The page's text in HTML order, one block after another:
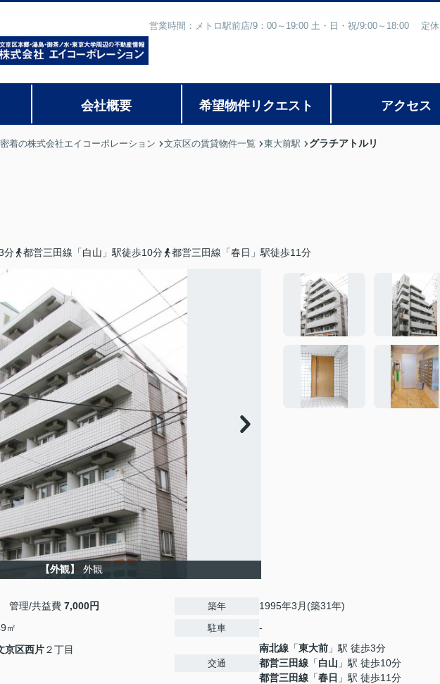
営業時間：メトロ駅前店/9：00～19:00 土・日・祝/9:00～18:00 定
会社概要 希望物件リクエスト アクセス
着の株式会社エイコーポレーション 文京区の賃貸物件一覧 東大前駅 グラチアトルリ
分
都営三田線「白山」駅徒歩10分 都営三田線「春日」駅徒歩11分
【外観】 外観
管理/共益費 7,000円
㎡
京区西片２丁目
築年 1995年3月(築31年)
駐車 -
交通
南北線 「東大前 」駅 徒歩3分
都営三田線 「白山 」駅 徒歩10分
都営三田線 「春日 」駅 徒歩11分